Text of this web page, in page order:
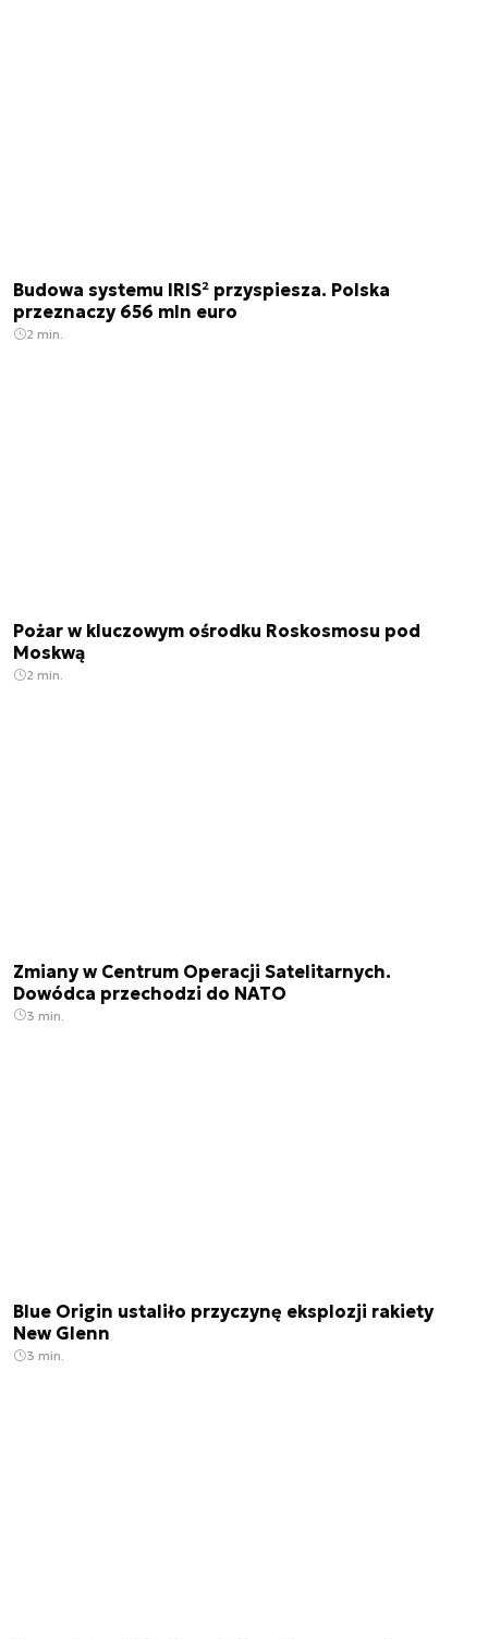
Budowa systemu IRIS² przyspiesza. Polska
przeznaczy 656 mln euro
2 min.
Pożar w kluczowym ośrodku Roskosmosu pod
Moskwą
2 min.
Zmiany w Centrum Operacji Satelitarnych.
Dowódca przechodzi do NATO
3 min.
Blue Origin ustaliło przyczynę eksplozji rakiety
New Glenn
3 min.